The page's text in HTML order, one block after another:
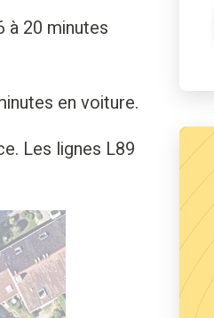
à 20 minutes
en voiture.
Les lignes L89